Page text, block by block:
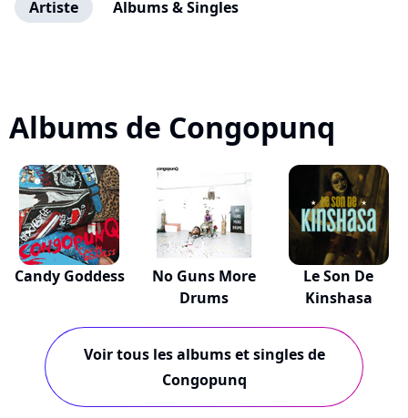
Artiste Albums & Singles
Albums de Congopunq
Candy Goddess
No Guns More
Drums
Le Son De
Kinshasa
Voir tous les albums et singles de
Congopunq